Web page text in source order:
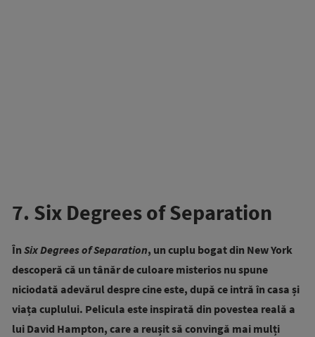
7. Six Degrees of Separation
În Six Degrees of Separation, un cuplu bogat din New York
descoperă că un tânăr de culoare misterios nu spune
niciodată adevărul despre cine este, după ce intră în casa și
viața cuplului. Pelicula este inspirată din povestea reală a
lui David Hampton, care a reușit să convingă mai mulți